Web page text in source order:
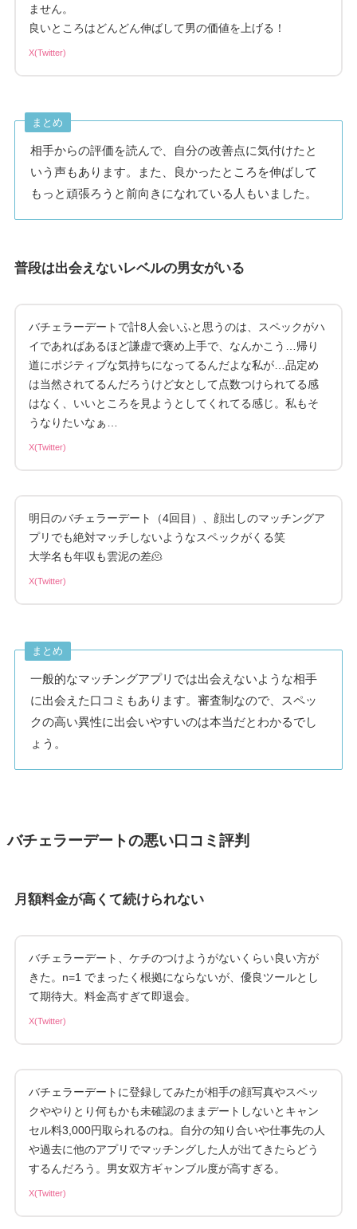
ません。
良いところはどんどん伸ばして男の価値を上げる！
X(Twitter)
まとめ
相手からの評価を読んで、自分の改善点に気付けたと
いう声もあります。また、良かったところを伸ばして
もっと頑張ろうと前向きになれている人もいました。
普段は出会えないレベルの男女がいる
バチェラーデートで計8人会いふと思うのは、スペックがハ
イであればあるほど謙虚で褒め上手で、なんかこう…帰り
道にポジティブな気持ちになってるんだよな私が…品定め
は当然されてるんだろうけど女として点数つけられてる感
はなく、いいところを見ようとしてくれてる感じ。私もそ
うなりたいなぁ…
X(Twitter)
明日のバチェラーデート（4回目）、顔出しのマッチングア
プリでも絶対マッチしないようなスペックがくる笑
大学名も年収も雲泥の差🫠
X(Twitter)
まとめ
一般的なマッチングアプリでは出会えないような相手
に出会えた口コミもあります。審査制なので、スペッ
クの高い異性に出会いやすいのは本当だとわかるでし
ょう。
バチェラーデートの悪い口コミ評判
月額料金が高くて続けられない
バチェラーデート、ケチのつけようがないくらい良い方が
きた。n=1 でまったく根拠にならないが、優良ツールとし
て期待大。料金高すぎて即退会。
X(Twitter)
バチェラーデートに登録してみたが相手の顔写真やスペッ
クややりとり何もかも未確認のままデートしないとキャン
セル料3,000円取られるのね。自分の知り合いや仕事先の人
や過去に他のアプリでマッチングした人が出てきたらどう
するんだろう。男女双方ギャンブル度が高すぎる。
X(Twitter)